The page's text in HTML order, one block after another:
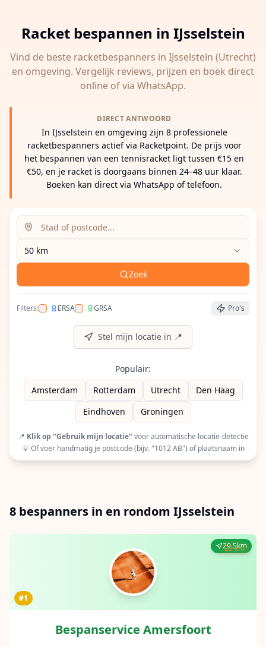
Racket bespannen in IJsselstein
Vind de beste racketbespanners in IJsselstein (Utrecht)
en omgeving. Vergelijk reviews, prijzen en boek direct
online of via WhatsApp.
DIRECT ANTWOORD
In IJsselstein en omgeving zijn 8 professionele
racketbespanners actief via Racketpoint. De prijs voor
het bespannen van een tennisracket ligt tussen €15 en
€50, en je racket is doorgaans binnen 24–48 uur klaar.
Boeken kan direct via WhatsApp of telefoon.
Zoeklocatie (stad of postcode)
Voer een stad, postcode of adres in om
50 km
Zoek
Filters: ERSA
Filter op ERSA (European Racquet Stringers
GRSA
Filter op GRSA (Global Racquet Pro's
Stel mijn locatie in 📍
Populair:
Amsterdam
Rotterdam Utrecht
Den Haag
Eindhoven
Groningen
📍 Klik op "Gebruik mijn locatie" voor automatische locatie-detectie
💡 Of voer handmatig je postcode (bijv. "1012 AB") of plaatsnaam in
8 bespanners in en rondom IJsselstein
29.5km
#1
Bespanservice Amersfoort
29 km